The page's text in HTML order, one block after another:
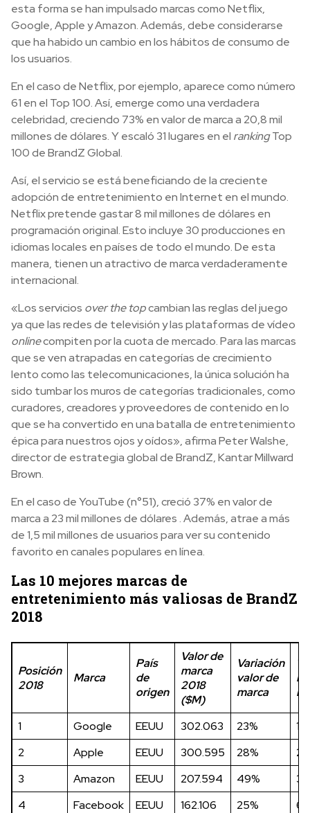
esta forma se han impulsado marcas como Netflix,
Google, Apple y Amazon. Además, debe considerarse
que ha habido un cambio en los hábitos de consumo de
los usuarios.
En el caso de Netflix, por ejemplo, aparece como número
61 en el Top 100. Así, emerge como una verdadera
celebridad, creciendo 73% en valor de marca a 20,8 mil
millones de dólares. Y escaló 31 lugares en el rankingTop
100 de BrandZ Global.
Así, el servicio se está beneficiando de la creciente
adopción de entretenimiento en Internet en el mundo.
Netflix pretende gastar 8 mil millones de dólares en
programación original. Esto incluye 30 producciones en
idiomas locales en países de todo el mundo. De esta
manera, tienen un atractivo de marca verdaderamente
internacional.
«Los servicios over the topcambian las reglas del juego
ya que las redes de televisión y las plataformas de vídeo
onlinecompiten por la cuota de mercado. Para las marcas
que se ven atrapadas en categorías de crecimiento
lento como las telecomunicaciones, la única solución ha
sido tumbar los muros de categorías tradicionales, como
curadores, creadores y proveedores de contenido en lo
que se ha convertido en una batalla de entretenimiento
épica para nuestros ojos y oídos», afirma Peter Walshe,
director de estrategia global de BrandZ, Kantar Millward
Brown.
En el caso de YouTube (n°51), creció 37% en valor de
marca a 23 mil millones de dólares . Además, atrae a más
de 1,5 mil millones de usuarios para ver su contenido
favorito en canales populares en línea.
Las 10 mejores marcas de
entretenimiento más valiosas de BrandZ
2018
Posición
2018
Marca
País
de
origen
Valor de
marca
2018
($M)
Variación
valor de
marca
1 Google EEUU 302.063 23%
1
2
Apple EEUU 300.595 28%
2
3
Amazon EEUU 207.594 49%
3
4
Facebook EEUU 162.106 25%
6